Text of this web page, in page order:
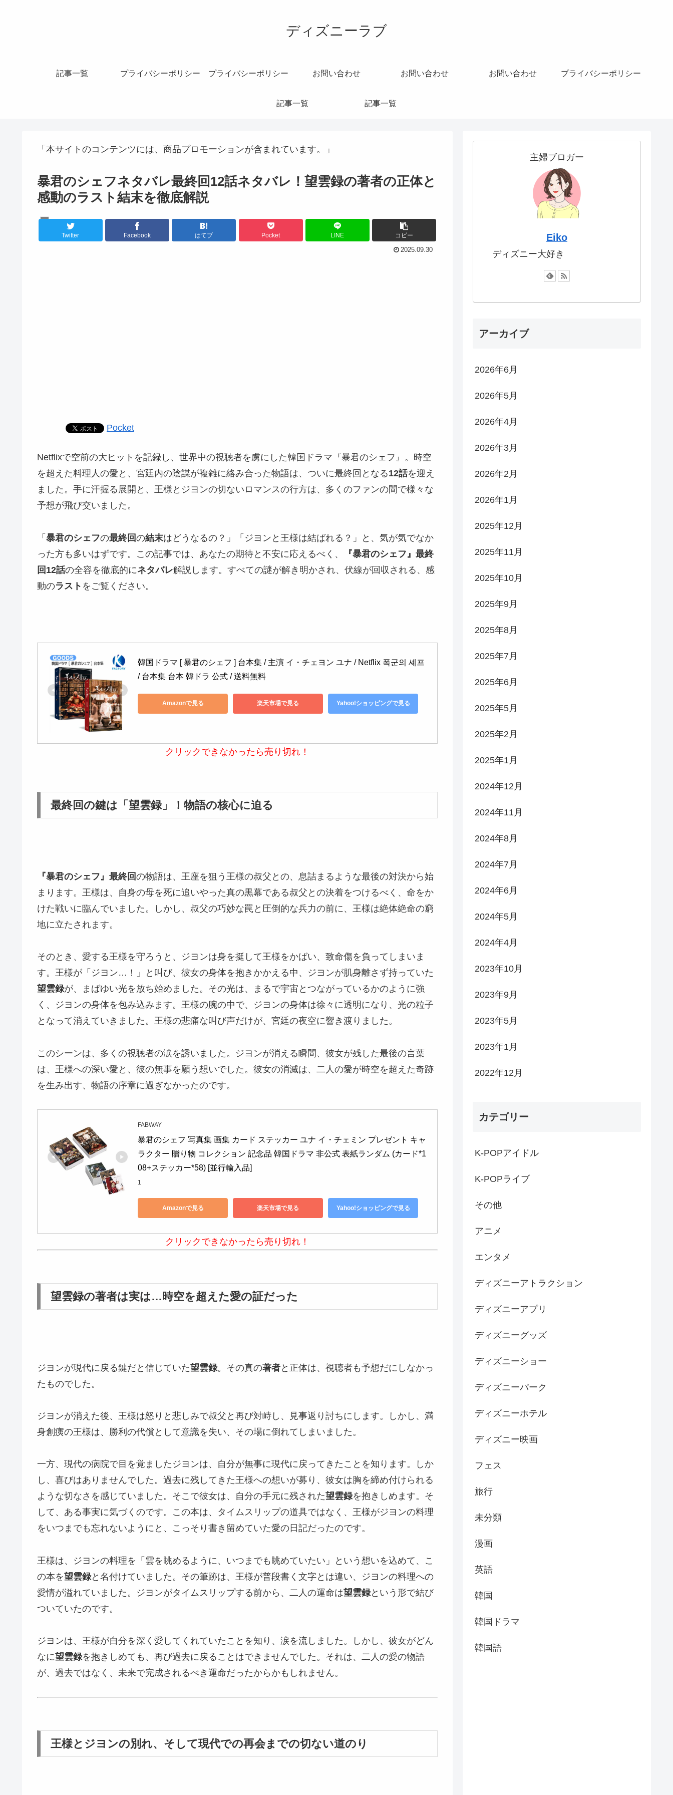
ディズニーラブ
記事一覧 プライバシーポリシー プライバシーポリシー お問い合わせ お問い合わせ お問い合わせ プライバシーポリシー
記事一覧 記事一覧
「本サイトのコンテンツには、商品プロモーションが含まれています。」
暴君のシェフネタバレ最終回12話ネタバレ！望雲録の著者の正体と
感動のラスト結末を徹底解説
韓国ドラマ
Twitter Facebook はてブ Pocket LINE コピー
2025.09.30
Pocket
Netflixで空前の大ヒットを記録し、世界中の視聴者を虜にした韓国ドラマ『暴君のシェフ』。時空
を超えた料理人の愛と、宮廷内の陰謀が複雑に絡み合った物語は、ついに最終回となる12話を迎え
ました。手に汗握る展開と、王様とジヨンの切ないロマンスの行方は、多くのファンの間で様々な
予想が飛び交いました。
「 暴君のシェフの最終回の結末はどうなるの？」「ジヨンと王様は結ばれる？」と、気が気でなか
った方も多いはずです。この記事では、あなたの期待と不安に応えるべく、
『暴君のシェフ』最終
回12話の全容を徹底的にネタバレ解説します。すべての謎が解き明かされ、伏線が回収される、感
動のラスト をご覧ください。
韓国ドラマ [ 暴君のシェフ ] 台本集 / 主演 イ・チェヨン ユナ / Netflix 폭군의 셰프
/ 台本集 台本 韓ドラ 公式 / 送料無料
Amazonで見る 楽天市場で見る Yahoo!ショッピングで見る
クリックできなかったら売り切れ！
最終回の鍵は「望雲録」！物語の核心に迫る
『暴君のシェフ』最終回の物語は、王座を狙う王様の叔父との、息詰まるような最後の対決から始
まります。王様は、自身の母を死に追いやった真の黒幕である叔父との決着をつけるべく、命をか
けた戦いに臨んでいました。しかし、叔父の巧妙な罠と圧倒的な兵力の前に、王様は絶体絶命の窮
地に立たされます。
そのとき、愛する王様を守ろうと、ジヨンは身を挺して王様をかばい、致命傷を負ってしまいま
す。王様が「ジヨン…！」と叫び、彼女の身体を抱きかかえる中、ジヨンが肌身離さず持っていた
望雲録が、まばゆい光を放ち始めました。その光は、まるで宇宙とつながっているかのように強
く、ジヨンの身体を包み込みます。王様の腕の中で、ジヨンの身体は徐々に透明になり、光の粒子
となって消えていきました。王様の悲痛な叫び声だけが、宮廷の夜空に響き渡りました。
このシーンは、多くの視聴者の涙を誘いました。ジヨンが消える瞬間、彼女が残した最後の言葉
は、王様への深い愛と、彼の無事を願う想いでした。彼女の消滅は、二人の愛が時空を超えた奇跡
を生み出す、物語の序章に過ぎなかったのです。
FABWAY
暴君のシェフ 写真集 画集 カード ステッカー ユナ イ・チェミン プレゼント キャ
ラクター 贈り物 コレクション 記念品 韓国ドラマ 非公式 表紙ランダム (カード*1
08+ステッカー*58) [並行輸入品]
1
Amazonで見る 楽天市場で見る Yahoo!ショッピングで見る
クリックできなかったら売り切れ！
望雲録の著者は実は…時空を超えた愛の証だった
ジヨンが現代に戻る鍵だと信じていた望雲録。その真の著者と正体は、視聴者も予想だにしなかっ
たものでした。
ジヨンが消えた後、王様は怒りと悲しみで叔父と再び対峙し、見事返り討ちにします。しかし、満
身創痍の王様は、勝利の代償として意識を失い、その場に倒れてしまいました。
一方、現代の病院で目を覚ましたジヨンは、自分が無事に現代に戻ってきたことを知ります。しか
し、喜びはありませんでした。過去に残してきた王様への想いが募り、彼女は胸を締め付けられる
ような切なさを感じていました。そこで彼女は、自分の手元に残された望雲録を抱きしめます。そ
して、ある事実に気づくのです。この本は、タイムスリップの道具ではなく、王様がジヨンの料理
をいつまでも忘れないようにと、こっそり書き留めていた愛の日記だったのです。
王様は、ジヨンの料理を「雲を眺めるように、いつまでも眺めていたい」という想いを込めて、こ
の本を望雲録と名付けていました。その筆跡は、王様が普段書く文字とは違い、ジヨンの料理への
愛情が溢れていました。ジヨンがタイムスリップする前から、二人の運命は望雲録という形で結び
ついていたのです。
ジヨンは、王様が自分を深く愛してくれていたことを知り、涙を流しました。しかし、彼女がどん
なに望雲録を抱きしめても、再び過去に戻ることはできませんでした。それは、二人の愛の物語
が、過去ではなく、未来で完成されるべき運命だったからかもしれません。
王様とジヨンの別れ、そして現代での再会までの切ない道のり
主婦ブロガー
Eiko
ディズニー大好き
アーカイブ
2026年6月
2026年5月
2026年4月
2026年3月
2026年2月
2026年1月
2025年12月
2025年11月
2025年10月
2025年9月
2025年8月
2025年7月
2025年6月
2025年5月
2025年2月
2025年1月
2024年12月
2024年11月
2024年8月
2024年7月
2024年6月
2024年5月
2024年4月
2023年10月
2023年9月
2023年5月
2023年1月
2022年12月
カテゴリー
K-POPアイドル
K-POPライブ
その他
アニメ
エンタメ
ディズニーアトラクション
ディズニーアプリ
ディズニーグッズ
ディズニーショー
ディズニーパーク
ディズニーホテル
ディズニー映画
フェス
旅行
未分類
漫画
英語
韓国
韓国ドラマ
韓国語